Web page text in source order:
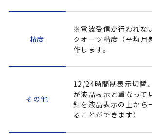
精度
※電波受信が行われな
クオーツ精度（平均
作します。
その他
12/24時間制表示切替
が液晶表示と重なって
針を液晶表示の上から
ることができます）